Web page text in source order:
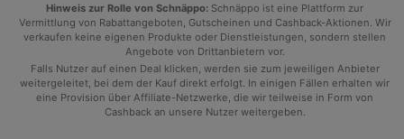
Hinweis zur Rolle von Schnäppo: Schnäppo ist eine Plattform zur
Vermittlung von Rabattangeboten, Gutscheinen und Cashback-Aktionen. Wir
verkaufen keine eigenen Produkte oder Dienstleistungen, sondern stellen
Angebote von Drittanbietern vor.
Falls Nutzer auf einen Deal klicken, werden sie zum jeweiligen Anbieter
weitergeleitet, bei dem der Kauf direkt erfolgt. In einigen Fällen erhalten wir
eine Provision über Affiliate-Netzwerke, die wir teilweise in Form von
Cashback an unsere Nutzer weitergeben.